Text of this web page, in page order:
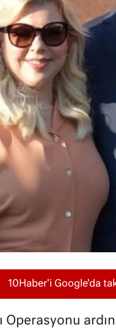
10Haber'i Google'da
Operasyonu